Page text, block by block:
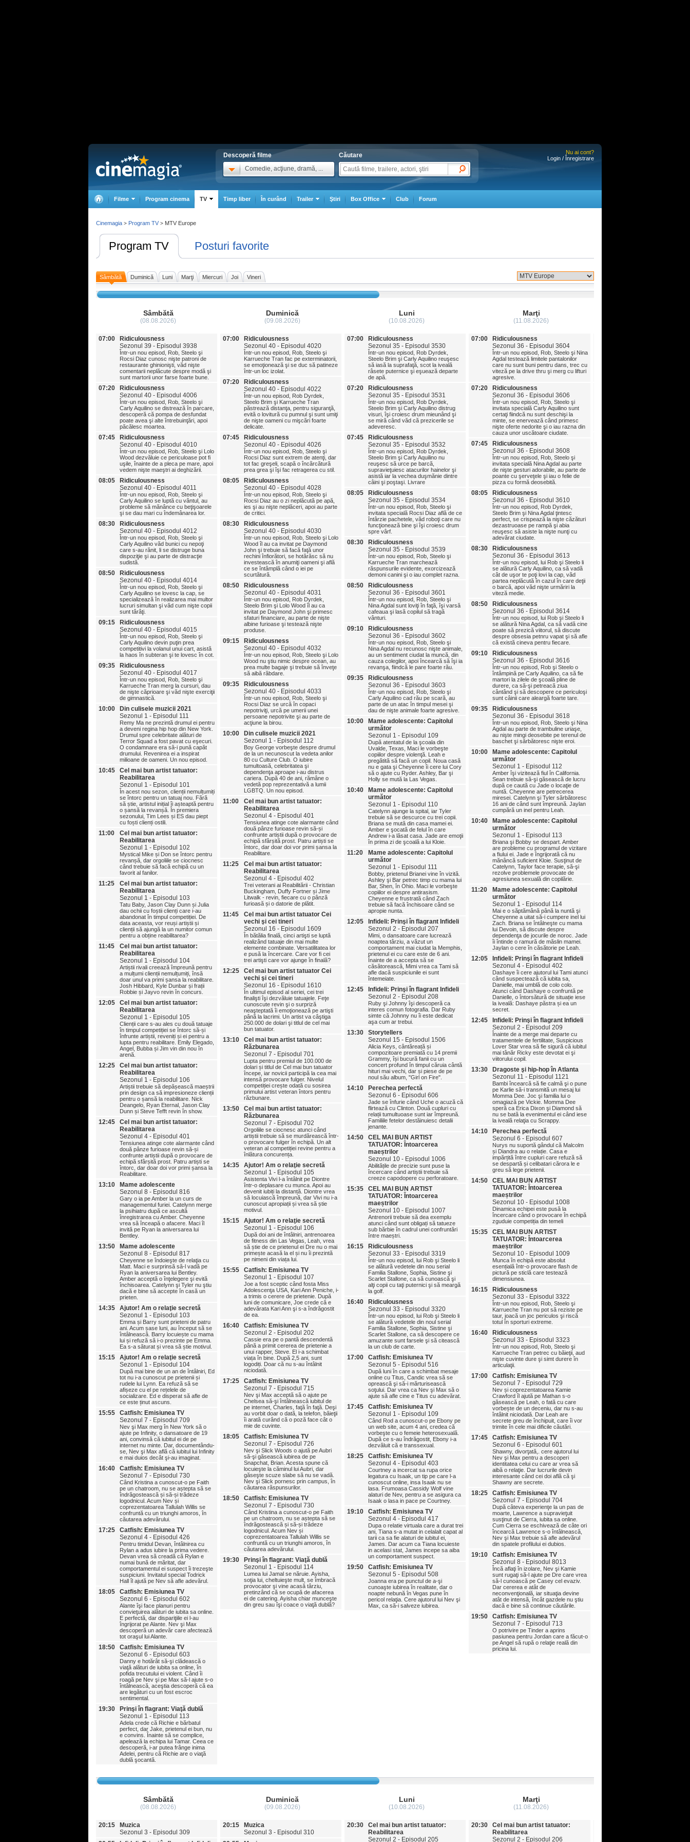
Descoperă filme
Comedie, acţiune, dramă, ...
Căutare
Nu ai cont?
Login / Înregistrare
Filme Program cinema TV Timp liber În curând Trailer Ştiri Box Office Club Forum
Program TV Posturi favorite
Sâmbătă Duminică Luni Marţi Miercuri Joi Vineri
Sâmbătă
(08.08.2026)
Duminică
(09.08.2026)
Luni
(10.08.2026)
Marţi
(11.08.2026)
07:00
Ridiculousness
Sezonul 39 - Episodul 3938
Într-un nou episod, Rob, Steelo şi
Rocsi Diaz cunosc nişte patroni de
restaurante ghinionişti, văd nişte
comentarii neplăcute despre modă şi
sunt martorii unor farse foarte bune.
07:20
Ridiculousness
Sezonul 40 - Episodul 4006
Într-un nou episod, Rob, Steelo şi
Carly Aquilino se distrează în parcare,
descoperă că pompa de desfundat
poate avea şi alte întrebuinţări, apoi
păcălesc moartea.
07:45
Ridiculousness
Sezonul 40 - Episodul 4010
Într-un nou episod, Rob, Steelo şi Lolo
Wood dezvăluie ce periculoase pot fi
uşile, înainte de a pleca pe mare, apoi
vedem nişte maeştri ai deghizării.
08:05
Ridiculousness
Sezonul 40 - Episodul 4011
Într-un nou episod, Rob, Steelo şi
Carly Aquilino se luptă cu vântul, au
probleme să mănânce cu beţişoarele
şi se dau mari cu îndemânarea lor.
08:30
Ridiculousness
Sezonul 40 - Episodul 4012
Într-un nou episod, Rob, Steelo şi
Carly Aquilino văd bunici cu nepoţi
care s-au rănit, li se distruge buna
dispoziţie şi au parte de distracţie
sudistă.
08:50
Ridiculousness
Sezonul 40 - Episodul 4014
Într-un nou episod, Rob, Steelo şi
Carly Aquilino se lovesc la cap, se
specializează în realizarea mai multor
lucruri simultan şi văd cum nişte copii
sunt târâţi.
09:15
Ridiculousness
Sezonul 40 - Episodul 4015
Într-un nou episod, Rob, Steelo şi
Carly Aquilino devin puţin prea
competitivi la volanul unui cart, asistă
la haos în subteran şi te lovesc în cot.
09:35
Ridiculousness
Sezonul 40 - Episodul 4017
Într-un nou episod, Rob, Steelo şi
Karrueche Tran merg la cursuri, dau
de nişte căprioare şi văd nişte exerciţii
de gimnastică.
10:00
Din culisele muzicii 2021
Sezonul 1 - Episodul 111
Remy Ma ne prezintă drumul ei pentru
a deveni regina hip hop din New York.
Drumul spre celebritate alături de
Terror Squad a fost pavat cu eşecuri.
O condamnare era să-i pună capăt
drumului. Revenirea ei a inspirat
milioane de oameni. Un nou episod.
10:45
Cel mai bun artist tatuator:
Reabilitarea
Sezonul 1 - Episodul 101
În acest nou sezon, clienții nemulțumiți
se întorc pentru un tatuaj nou. Fără
să știe, artistul inițial îi așteaptă pentru
o șansă la revanșă. În premiera
sezonului, Tim Lees și ES dau piept
cu foști clienți ostili.
11:00
Cel mai bun artist tatuator:
Reabilitarea
Sezonul 1 - Episodul 102
Mystical Mike și Don se întorc pentru
revanșă, dar orgoliile se ciocnesc
când trebuie să facă echipă cu un
favorit al fanilor.
11:25
Cel mai bun artist tatuator:
Reabilitarea
Sezonul 1 - Episodul 103
Tatu Baby, Jason Clay Dunn și Julia
dau ochii cu foștii clienți care i-au
abandonat în timpul competiției. De
data aceasta, vor reuși artiștii și
clienții să ajungă la un numitor comun
pentru a obține reabilitarea?
11:45
Cel mai bun artist tatuator:
Reabilitarea
Sezonul 1 - Episodul 104
Artiștii rivali creează împreună pentru
a mulțumi clienții nemulțumiți, însă
doar unul va primi șansa la reabilitare.
Josh Hibbard, Kyle Dunbar și frații
Robbie și Jayvo revin în concurs.
12:05
Cel mai bun artist tatuator:
Reabilitarea
Sezonul 1 - Episodul 105
Clienții care s-au ales cu două tatuaje
în timpul competiției se întorc să-și
înfrunte artiștii, reveniți și ei pentru a
lupta pentru reabilitare. Emily Elegado,
Angel, Bubba și Jim vin din nou în
arenă.
12:25
Cel mai bun artist tatuator:
Reabilitarea
Sezonul 1 - Episodul 106
Artiștii trebuie să depășească maeștrii
prin design ca să impresioneze clienții
pentru o șansă la reabilitare. Nick
Deangelo, Ryan Eternal, Jason Clay
Dunn și Steve Tefft revin în show.
12:45
Cel mai bun artist tatuator:
Reabilitarea
Sezonul 4 - Episodul 401
Tensiunea atinge cote alarmante când
două pânze furioase revin să‑și
confrunte artiștii după o provocare de
echipă sfârșită prost. Patru artiști se
întorc, dar doar doi vor primi șansa la
Reabilitare.
13:10
Mame adolescente
Sezonul 8 - Episodul 816
Gary o ia pe Amber la un curs de
managementul furiei. Catelynn merge
la psihiatru după ce ascultă
înregistrarea cu Amber. Cheyenne
vrea să înceapă o afacere. Maci îl
invită pe Ryan la aniversarea lui
Bentley.
13:50
Mame adolescente
Sezonul 8 - Episodul 817
Cheyenne se îndoieşte de relaţia cu
Matt. Maci e surprinsă să-l vadă pe
Ryan la aniversarea lui Bentley.
Amber acceptă o înţelegere şi evită
închisoarea. Catelynn şi Tyler nu ştiu
dacă e bine să accepte în casă un
prieten.
14:35
Ajutor! Am o relaţie secretă
Sezonul 1 - Episodul 103
Emma și Barry sunt prieteni de patru
ani. Acum șase luni, au început să se
întâlnească. Barry locuiește cu mama
lui și refuză să i-o prezinte pe Emma.
Ea s-a săturat și vrea să știe motivul.
15:15
Ajutor! Am o relaţie secretă
Sezonul 1 - Episodul 104
După mai bine de un an de întâlniri, Ed
tot nu i-a cunoscut pe prietenii și
rudele lui Lynn. Ea refuză să se
afișeze cu el pe rețelele de
socializare. Ed e disperat să afle de
ce este ținut ascuns.
15:55
Catfish: Emisiunea TV
Sezonul 7 - Episodul 709
Nev şi Max merg în New York să o
ajute pe Infinity, o dansatoare de 19
ani, convinsă că iubitul ei de pe
internet nu minte. Dar, documentându-
se, Nev şi Max află că iubitul lui Infinity
e mai duios decât şi-au imaginat.
16:40
Catfish: Emisiunea TV
Sezonul 7 - Episodul 730
Când Kristina a cunoscut-o pe Faith
pe un chatroom, nu se aștepta să se
îndrăgostească și să-și trădeze
logodnicul. Acum Nev și
coprezentatoarea Tallulah Willis se
confruntă cu un triunghi amoros, în
căutarea adevărului.
17:25
Catfish: Emisiunea TV
Sezonul 4 - Episodul 426
Pentru timidul Devan, întâlnirea cu
Rylan a adus iubire la prima vedere.
Devan vrea să creadă că Rylan e
numai bună de măritat, dar
comportamentul ei suspect îi trezeşte
suspiciuni. Invitatul special Todrick
Hall îl ajută pe Nev să afle adevărul.
18:05
Catfish: Emisiunea TV
Sezonul 6 - Episodul 602
Alante îşi face planuri pentru
convieţuirea alături de iubita sa online.
E perfectă, dar dispariţiile ei l-au
îngrijorat pe Alante. Nev şi Max
descoperă un adevăr care afectează
tot oraşul lui Alante.
18:50
Catfish: Emisiunea TV
Sezonul 6 - Episodul 603
Danny e hotărât să-şi clădească o
viaţă alături de iubita sa online, în
pofida trecutului ei violent. Când îi
roagă pe Nev şi pe Max să-l ajute s-o
întâlnească, aceştia descoperă că ea
are legături cu un fost escroc
sentimental.
19:30
Prinşi în flagrant: Viaţă dublă
Sezonul 1 - Episodul 113
Adela crede că Richie e bărbatul
perfect, dar Jake, prietenul ei bun, nu
e convins. Înainte să se complice,
apelează la echipa lui Tamar. Ceea ce
descoperă, i-ar putea frânge inima
Adelei, pentru că Richie are o viaţă
dublă şocantă.
07:00
Ridiculousness
Sezonul 40 - Episodul 4020
Într-un nou episod, Rob, Steelo şi
Karrueche Tran fac pe exterminatorii,
se emoţionează şi se duc să patineze
într-un loc izolat.
07:20
Ridiculousness
Sezonul 40 - Episodul 4022
Într-un nou episod, Rob Dyrdek,
Steelo Brim şi Karrueche Tran
păstrează distanţa, pentru siguranţă,
evită o lovitură cu pumnul şi sunt umiţi
de nişte oameni cu mişcări foarte
delicate.
07:45
Ridiculousness
Sezonul 40 - Episodul 4026
Într-un nou episod, Rob, Steelo şi
Rocsi Diaz sunt extrem de atenţi, dar
tot fac greşeli, scapă o încărcătură
prea grea şi îşi fac retragerea cu stil.
08:05
Ridiculousness
Sezonul 40 - Episodul 4028
Într-un nou episod, Rob, Steelo şi
Rocsi Diaz au o zi neplăcută pe apă,
ies şi au nişte neplăceri, apoi au parte
de critici.
08:30
Ridiculousness
Sezonul 40 - Episodul 4030
Într-un nou episod, Rob, Steelo şi Lolo
Wood îl au ca invitat pe Daymond
John şi trebuie să facă faţă unor
rechini înfiorători, se hotărăsc să nu
investească în anumiţi oameni şi află
ce se întâmplă când o iei pe
scurtătură.
08:50
Ridiculousness
Sezonul 40 - Episodul 4031
Într-un nou episod, Rob Dyrdek,
Steelo Brim şi Lolo Wood îl au ca
invitat pe Daymond John şi primesc
sfaturi financiare, au parte de nişte
albine furioase şi testează nişte
produse.
09:15
Ridiculousness
Sezonul 40 - Episodul 4032
Într-un nou episod, Rob, Steelo şi Lolo
Wood nu ştiu nimic despre ocean, au
prea multe bagaje şi trebuie să înveţe
să aibă răbdare.
09:35
Ridiculousness
Sezonul 40 - Episodul 4033
Într-un nou episod, Rob, Steelo şi
Rocsi Diaz se urcă în copaci
nepotriviţi, urcă pe umerii unei
persoane nepotrivite şi au parte de
acţiune la birou.
10:00
Din culisele muzicii 2021
Sezonul 1 - Episodul 112
Boy George vorbeşte despre drumul
de la un necunoscut la vedeta anilor
80 cu Culture Club. O iubire
tumultoasă, celebritatea şi
dependenţa aproape i-au distrus
cariera. După 40 de ani, rămâne o
vedetă pop reprezentativă a lumii
LGBTQ. Un nou episod.
11:00
Cel mai bun artist tatuator:
Reabilitarea
Sezonul 4 - Episodul 401
Tensiunea atinge cote alarmante când
două pânze furioase revin să‑și
confrunte artiștii după o provocare de
echipă sfârșită prost. Patru artiști se
întorc, dar doar doi vor primi șansa la
Reabilitare.
11:25
Cel mai bun artist tatuator:
Reabilitarea
Sezonul 4 - Episodul 402
Trei veterani ai Reabilitării - Christian
Buckingham, Duffy Fortner și Jime
Litwalk - revin, fiecare cu o pânză
furioasă și o datorie de plătit.
11:45
Cel mai bun artist tatuator Cei
vechi şi cei tineri
Sezonul 16 - Episodul 1609
În bătălia finală, cinci artişti se luptă
realizând tatuaje din mai multe
elemente combinate. Versatilitatea lor
e pusă la încercare. Care vor fi cei
trei artişti care vor ajunge în finală?
12:25
Cel mai bun artist tatuator Cei
vechi şi cei tineri
Sezonul 16 - Episodul 1610
În ultimul episod al seriei, cei trei
finalişti îşi dezvăluie tatuajele. Feţe
cunoscute revin şi o surpriză
neaşteptată îi emoţionează pe artişti
până la lacrimi. Un artist va câştiga
250.000 de dolari şi titlul de cel mai
bun tatuator.
13:10
Cel mai bun artist tatuator:
Răzbunarea
Sezonul 7 - Episodul 701
Lupta pentru premiul de 100.000 de
dolari și titlul de Cel mai bun tatuator
începe, iar novicii participă la cea mai
intensă provocare fulger. Nivelul
competiției crește odată cu sosirea
primului artist veteran întors pentru
răzbunare.
13:50
Cel mai bun artist tatuator:
Răzbunarea
Sezonul 7 - Episodul 702
Orgoliile se ciocnesc atunci când
artiștii trebuie să se murdărească într-
o provocare fulger în echipă. Un alt
veteran al competiției revine pentru a
înlătura concurența.
14:35
Ajutor! Am o relaţie secretă
Sezonul 1 - Episodul 105
Asistenta Vivi l-a întâlnit pe Diontre
într-o deplasare cu munca. Apoi au
devenit iubiți la distanță. Diontre vrea
să locuiască împreună, dar Vivi nu i-a
cunoscut apropiații și vrea să știe
motivul.
15:15
Ajutor! Am o relaţie secretă
Sezonul 1 - Episodul 106
După doi ani de întâlniri, antrenoarea
de fitness din Las Vegas, Leah, vrea
să știe de ce prietenul ei Dre nu o mai
primește acasă la el și nu îi prezintă
pe nimeni din viața lui.
15:55
Catfish: Emisiunea TV
Sezonul 1 - Episodul 107
Joe a fost sceptic când fosta Miss
Adolescenţa USA, Kari Ann Peniche, i-
a trimis o cerere de prietenie. După
luni de comunicare, Joe crede că e
adevărata Kari Ann şi s-a îndrăgostit
de ea.
16:40
Catfish: Emisiunea TV
Sezonul 2 - Episodul 202
Cassie era pe o pantă descendentă
până a primit cererea de prietenie a
unui rapper, Steve. El i-a schimbat
viața în bine. După 2,5 ani, sunt
logodiți. Doar că nu s-au întâlnit
niciodată.
17:25
Catfish: Emisiunea TV
Sezonul 7 - Episodul 715
Nev şi Max acceptă să o ajute pe
Chelsea să-şi întâlnească iubitul de
pe internet, Charles, faţă în faţă. Deşi
au vorbit doar o dată, la telefon, băieţii
îi arată curând că o poză face cât o
mie de cuvinte.
18:05
Catfish: Emisiunea TV
Sezonul 7 - Episodul 726
Nev şi Slick Woods o ajută pe Aubri
să-şi găsească iubirea de pe
Snapchat, Brian. Acesta spune că
locuieşte la căminul lui Aubri, dar
găseşte scuze slabe să nu se vadă.
Nev şi Slick pornesc prin campus, în
căutarea răspunsurilor.
18:50
Catfish: Emisiunea TV
Sezonul 7 - Episodul 730
Când Kristina a cunoscut-o pe Faith
pe un chatroom, nu se aștepta să se
îndrăgostească și să-și trădeze
logodnicul. Acum Nev și
coprezentatoarea Tallulah Willis se
confruntă cu un triunghi amoros, în
căutarea adevărului.
19:30
Prinşi în flagrant: Viaţă dublă
Sezonul 1 - Episodul 114
Lumea lui Jamal se năruie. Ayisha,
soţia lui, cheltuieşte mult, se îmbracă
provocator şi vine acasă târziu,
pretinzând că se ocupă de afacerea
ei de catering. Ayisha chiar munceşte
din greu sau îşi coace o viaţă dublă?
07:00
Ridiculousness
Sezonul 35 - Episodul 3530
Într-un nou episod, Rob Dyrdek,
Steelo Brim şi Carly Aquilino reuşesc
să iasă la suprafaţă, scot la iveală
râsete puternice şi eşuează departe
de apă.
07:20
Ridiculousness
Sezonul 35 - Episodul 3531
Într-un nou episod, Rob Dyrdek,
Steelo Brim şi Carly Aquilino distrug
visuri, îşi croiesc drum mieunând şi
se miră când văd că prezicerile se
adeveresc.
07:45
Ridiculousness
Sezonul 35 - Episodul 3532
Într-un nou episod, Rob Dyrdek,
Steelo Brim şi Carly Aquilino nu
reuşesc să urce pe barcă,
supravieţuiesc atacurilor hainelor şi
asistă iar la vechea duşmănie dintre
câini şi poştaşi. Livrare
08:05
Ridiculousness
Sezonul 35 - Episodul 3534
Într-un nou episod, Rob, Steelo şi
invitata specială Rocsi Diaz află de ce
întârzie pachetele, văd roboţi care nu
funcţionează bine şi îşi croiesc drum
spre vârf.
08:30
Ridiculousness
Sezonul 35 - Episodul 3539
Într-un nou episod, Rob, Steelo şi
Karrueche Tran marchează
răspunsurile evidente, exorcizează
demoni canini şi o iau complet razna.
08:50
Ridiculousness
Sezonul 36 - Episodul 3601
Într-un nou episod, Rob, Steelo şi
Nina Agdal sunt loviţi în faţă, îşi varsă
cafeaua şi lasă copilul să tragă
vânturi.
09:10
Ridiculousness
Sezonul 36 - Episodul 3602
Într-un nou episod, Rob, Steelo şi
Nina Agdal nu recunosc nişte animale,
au un sentiment ciudat la muncă, din
cauza colegilor, apoi încearcă să îşi ia
revanşa, fiindcă le pare foarte rău.
09:35
Ridiculousness
Sezonul 36 - Episodul 3603
Într-un nou episod, Rob, Steelo şi
Carly Aquilino cad rău pe scară, au
parte de un atac în timpul mesei şi
dau de nişte animale foarte agresive.
10:00
Mame adolescente: Capitolul
următor
Sezonul 1 - Episodul 109
După atentatul de la şcoala din
Uvalde, Texas, Maci le vorbeşte
copiilor despre violenţă. Leah e
pregătită să facă un copil. Noua casă
nu e gata şi Cheyenne îi cere lui Cory
să o ajute cu Ryder. Ashley, Bar şi
Holly se mută la Las Vegas.
10:40
Mame adolescente: Capitolul
următor
Sezonul 1 - Episodul 110
Catelynn ajunge la spital, iar Tyler
trebuie să se descurce cu trei copii.
Briana se mută din casa mamei ei.
Amber e şocată de felul în care
Andrew i-a lăsat casa. Jade are emoţii
în prima zi de şcoală a lui Kloie.
11:20
Mame adolescente: Capitolul
următor
Sezonul 1 - Episodul 111
Bobby, prietenul Brianei vine în vizită.
Ashley şi Bar petrec timp cu mama lui
Bar, Shen, în Ohio. Maci le vorbeşte
copiilor ei despre antirasism.
Cheyenne e frustrată când Zach
trebuie să facă închisoare când se
apropie nunta.
12:05
Infideli: Prinşi în flagrant Infideli
Sezonul 2 - Episodul 207
Mimi, o dansatoare care lucrează
noaptea târziu, a văzut un
comportament mai ciudat la Memphis,
prietenul ei cu care este de 6 ani.
Înainte de a accepta să se
căsătorească, Mimi vrea ca Tami să
afle dacă suspiciunile ei sunt
întemeiate.
12:45
Infideli: Prinşi în flagrant Infideli
Sezonul 2 - Episodul 208
Ruby şi Johnny îşi descoperă ca
interes comun fotografia. Dar Ruby
simte că Johnny nu îi este dedicat
aşa cum ar trebui.
13:30
Storytellers
Sezonul 15 - Episodul 1506
Alicia Keys, cântăreață și
compozitoare premiată cu 14 premii
Grammy, își bucură fanii cu un
concert profund în timpul căruia cântă
hituri mai vechi, dar și piese de pe
noul său album, "Girl on Fire".
14:10
Perechea perfectă
Sezonul 6 - Episodul 606
Jade se înfurie când Uche o acuză că
flirtează cu Clinton. Două cupluri cu
relații tumultuoase sunt iar împreună.
Familiile fetelor destăinuiesc detalii
jenante.
14:50
CEL MAI BUN ARTIST
TATUATOR: Întoarcerea
maeștrilor
Sezonul 10 - Episodul 1006
Abilitățile de precizie sunt puse la
încercare când artiștii trebuie să
creeze capodopere cu perforatoare.
15:35
CEL MAI BUN ARTIST
TATUATOR: Întoarcerea
maeștrilor
Sezonul 10 - Episodul 1007
Antrenorii trebuie să dea exemplu
atunci când sunt obligați să tatueze
sub bărbie în cadrul unei confruntări
între maeștri.
16:15
Ridiculousness
Sezonul 33 - Episodul 3319
Într-un nou episod, lui Rob şi Steelo li
se alătură vedetele din nou serial
Familia Stallone, Sophia, Sistine şi
Scarlet Stallone, ca să cunoască şi
alţi copii cu taţi puternici şi să meargă
la golf.
16:40
Ridiculousness
Sezonul 33 - Episodul 3320
Într-un nou episod, lui Rob şi Steelo li
se alătură vedetele din noul serial
Familia Stallone, Sophia, Sistine şi
Scarlet Stallone, ca să descopere ce
amuzante sunt farsele şi să citească
la un club de carte.
17:00
Catfish: Emisiunea TV
Sezonul 5 - Episodul 516
După luni în care a schimbat mesaje
online cu Titus, Candic vrea să se
oprească şi să-i mărturisească
soţului. Dar vrea ca Nev şi Max să o
ajute să afle cine e Titus cu adevărat.
17:45
Catfish: Emisiunea TV
Sezonul 1 - Episodul 109
Când Rod a cunoscut-o pe Ebony pe
un web site, acum 4 ani, credea că
vorbeşte cu o femeie heterosexuală.
După ce s-au îndrăgostit, Ebony i-a
dezvăluit că e transsexual.
18:25
Catfish: Emisiunea TV
Sezonul 4 - Episodul 403
Courtney a incercat sa rupa orice
legatura cu Isaak, un tip pe care l-a
cunoscut online, insa Isaak nu se
lasa. Frumoasa Cassidy Wolf vine
alaturi de Nev, pentru a se asigura ca
Isaak o lasa in pace pe Courtney.
19:10
Catfish: Emisiunea TV
Sezonul 4 - Episodul 417
Dupa o relatie virtuala care a durat trei
ani, Tiana s-a mutat in celalalt capat al
tarii ca sa fie alaturi de iubitul ei,
James. Dar acum ca Tiana locuieste
in acelasi stat, James incepe sa aiba
un comportament suspect.
19:50
Catfish: Emisiunea TV
Sezonul 5 - Episodul 508
Joanna era pe punctul de a-şi
cunoaşte iubirea în realitate, dar o
noapte nebună în Vegas pune în
pericol relaţia. Cere ajutorul lui Nev şi
Max, ca să-i salveze iubirea.
07:00
Ridiculousness
Sezonul 36 - Episodul 3604
Într-un nou episod, Rob, Steelo şi Nina
Agdal testează limitele pantalonilor
care nu sunt buni pentru dans, trec cu
viteză pe la drive thru şi merg cu lifturi
agresive.
07:20
Ridiculousness
Sezonul 36 - Episodul 3606
Într-un nou episod, Rob, Steelo şi
invitata specială Carly Aquilino sunt
certaţi fiindcă nu sunt deschişi la
minte, se enervează când primesc
nişte oferte nedorite şi o iau razna din
cauza unor uscătoare ciudate.
07:45
Ridiculousness
Sezonul 36 - Episodul 3608
Într-un nou episod, Rob, Steelo şi
invitata specială Nina Agdal au parte
de nişte gesturi adorabile, au parte de
poante cu şerveţele şi iau o felie de
pizza cu formă deosebită.
08:05
Ridiculousness
Sezonul 36 - Episodul 3610
Într-un nou episod, Rob Dyrdek,
Steelo Brim şi Nina Agdal ţintesc
perfect, se crispează la nişte căzături
dezastruoase pe rampă şi abia
reuşesc să asiste la nişte nunţi cu
adevărat ciudate.
08:30
Ridiculousness
Sezonul 36 - Episodul 3613
Într-un nou episod, lui Rob şi Steelo li
se alătură Carly Aquilino, ca să vadă
cât de uşor te poţi lovi la cap, văd
partea neplăcută în cazul în care deţii
o barcă, apoi văd nişte urmăriri la
viteză medie.
08:50
Ridiculousness
Sezonul 36 - Episodul 3614
Într-un nou episod, lui Rob şi Steelo li
se alătură Nina Agdal, ca să vadă cine
poate să prezică viitorul, să discute
despre obsesia petnru vapat şi să afle
că există cineva pentru fiecare.
09:10
Ridiculousness
Sezonul 36 - Episodul 3616
Într-un nou episod, Rob şi Steelo o
întâmpină pe Carly Aquilino, ca să fie
martori la zilele de şcoală pline de
durere, ca să-şi petreacă ziua
cântând şi să descopere ce periculoşi
sunt câinii care aleargă foarte tare.
09:35
Ridiculousness
Sezonul 36 - Episodul 3618
Într-un nou episod, Rob, Steelo şi Nina
Agdal au parte de trambuline uriaşe,
au nişte mingi deosebite pe terenul de
baschet şi sărbătoresc nişte eroi.
10:00
Mame adolescente: Capitolul
următor
Sezonul 1 - Episodul 112
Amber îşi vizitează fiul în California.
Sean trebuie să-şi găsească de lucru
după ce caută cu Jade o locaţie de
nuntă. Cheyenne are petrecerea
miresei. Catelynn şi Tyler sărbătoresc
16 ani de când sunt împreună. Jaylan
cumpără un inel pentru Leah.
10:40
Mame adolescente: Capitolul
următor
Sezonul 1 - Episodul 113
Briana şi Bobby se despart. Amber
are probleme cu programul de vizitare
a fiului ei. Jade e îngrijorată că nu
mănâncă suficient Kloie. Susţinut de
Catelynn, Taylor face terapie, să-şi
rezolve problemele provocate de
agresiunea sexuală din copilărie.
11:20
Mame adolescente: Capitolul
următor
Sezonul 1 - Episodul 114
Mai e o săptămână până la nuntă şi
Cheyenne a uitat să-i cumpere inel lui
Zach. Briana se întâlneşte cu mama
lui Devoin, să discute despre
dependenţa de jocurile de noroc. Jade
îi întinde o ramură de măslin mamei.
Jaylan o cere în căsătorie pe Leah.
12:05
Infideli: Prinşi în flagrant Infideli
Sezonul 4 - Episodul 402
Dashaye îi cere ajutorul lui Tami atunci
când suspectează că iubita sa,
Danielle, mai umblă de colo colo.
Atunci când Dashaye o confruntă pe
Danielle, o întorsătură de situație iese
la iveală: Dashaye păstra și ea un
secret.
12:45
Infideli: Prinşi în flagrant Infideli
Sezonul 2 - Episodul 209
Înainte de a merge mai departe cu
tratamentele de fertilitate, Suspicious
Lover Star vrea să fie sigură că iubitul
mai tânăr Ricky este devotat ei şi
viitorului copil.
13:30
Dragoste şi hip-hop în Atlanta
Sezonul 11 - Episodul 1121
Bambi încearcă să fie calmă şi o pune
pe Karlie să-i transmită un mesaj lui
Momma Dee. Joc şi familia lui o
omagiază pe Vickie. Momma Dee
speră ca Erica Dixon şi Diamond să
nu se bată la evenimentul ei când iese
la iveală relaţia cu Scrappy.
14:10
Perechea perfectă
Sezonul 6 - Episodul 607
Nurys nu suportă gândul că Malcolm
și Diandra au o relație. Casa e
impărțită între cupluri care refuză să
se despartă și celibatari cărora le e
greu să lege prietenii.
14:50
CEL MAI BUN ARTIST
TATUATOR: Întoarcerea
maeștrilor
Sezonul 10 - Episodul 1008
Dinamica echipei este pusă la
încercare când o provocare în echipă
zguduie competiția din temeli
15:35
CEL MAI BUN ARTIST
TATUATOR: Întoarcerea
maeștrilor
Sezonul 10 - Episodul 1009
Munca în echipă este absolut
esențială într-o provocare flash de
pictură pe sticlă care testează
dimensiunea.
16:15
Ridiculousness
Sezonul 33 - Episodul 3322
Într-un nou episod, Rob, Steelo şi
Karrueche Tran nu pot să reziste pe
taur, joacă un joc periculos şi riscă
totul în sporturi extreme.
16:40
Ridiculousness
Sezonul 33 - Episodul 3323
Într-un nou episod, Rob, Steelo şi
Karrueche Tran petrec cu băieţii, aud
nişte cuvinte dure şi simt durere în
articulaţii.
17:00
Catfish: Emisiunea TV
Sezonul 7 - Episodul 729
Nev și coprezentatoarea Kamie
Crawford îl ajută pe Mathan s-o
găsească pe Leah, o fată cu care
vorbește de un deceniu, dar nu s-au
întâlnit niciodată. Dar Leah are
secrete greu de închipuit, care îi vor
trimite în cele mai dificile căutări.
17:45
Catfish: Emisiunea TV
Sezonul 6 - Episodul 601
Shawny, divorţată,. cere ajutorul lui
Nev şi Max pentru a descoperi
identitatea celui cu care ar vrea să
aibă o relaţie. Dar lucrurile devin
interesante când cei doi află că şi
Shawny are secrete.
18:25
Catfish: Emisiunea TV
Sezonul 7 - Episodul 704
După câteva experienţe la un pas de
moarte, Lawrence a supravieţuit
susţinut de Cierra, iubita sa online.
Cum Cierra se eschivează de câte ori
încearcă Lawrence s-o întâlnească,
Nev şi Max trebuie să afle adevărul
din spatele profilului ei dubios.
19:10
Catfish: Emisiunea TV
Sezonul 8 - Episodul 8013
Încă aflaţi în izolare, Nev şi Kamie
sunt rugaţi să-l ajute pe Dre care vrea
să-l cunoască pe Casey cel evaziv.
Dar cererea e atât de
neconvenţională, iar situaţia devine
atât de intensă, încât gazdele nu ştiu
dacă e bine să continue căutările.
19:50
Catfish: Emisiunea TV
Sezonul 7 - Episodul 713
O potrivire pe Tinder a aprins
pasiunea pentru Jordan care a făcut-o
pe Angel să rupă o relaţie reală din
pricina lui.
Sâmbătă
(08.08.2026)
Duminică
(09.08.2026)
Luni
(10.08.2026)
Marţi
(11.08.2026)
20:15
Muzica
Sezonul 3 - Episodul 309
20:15
Muzica
Sezonul 3 - Episodul 310
20:30
Cel mai bun artist tatuator:
Reabilitarea
Sezonul 2 - Episodul 205
20:30
Cel mai bun artist tatuator:
Reabilitarea
Sezonul 2 - Episodul 206
Cinemagia > Program TV > MTV Europe